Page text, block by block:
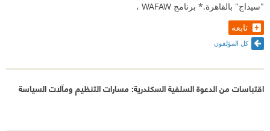
"سيداج" بالقاهرة.* برنامج WAFAW ،
تابعه
كل المؤلفون
اقتباسات من الدعوة السلفية السكندرية: مسارات التنظيم ومآلات السياسة